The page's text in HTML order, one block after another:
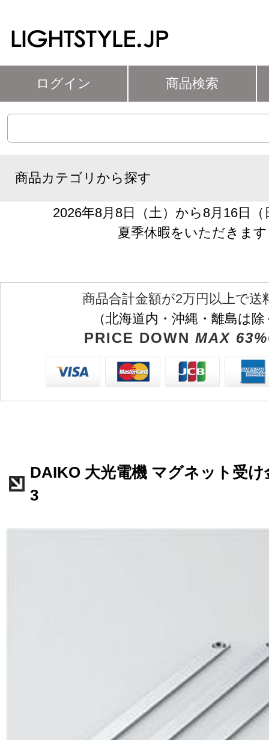
ログイン 商品検索
商品カテゴリから探す
2026年8月8日（土）から8月16日
夏季休暇をいただきます
商品合計金額が2万円以上で送
（北海道内・沖縄・離島は
PRICE DOWN MAX
DAIKO 大光電機 マグネット受
3